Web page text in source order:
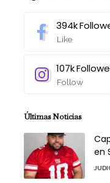
394k
Like
107k
Follow
Últimas Noticias
en